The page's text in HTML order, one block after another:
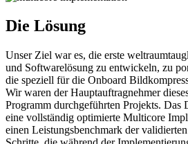
Die Lösung
Unser Ziel war es, die erste
und Softwarelösung zu entwickeln, zu
die speziell für die Onboard
Wir waren der Hauptauftragnehmer
Programm durchgeführten Projekts. Das
eine vollständig optimierte Multicore
einen Leistungsbenchmark der